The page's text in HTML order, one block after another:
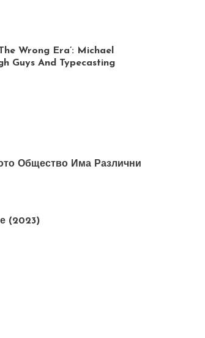
Wrong Era’: Michael
Guys And Typecasting
Общество Има Различни
(2023)